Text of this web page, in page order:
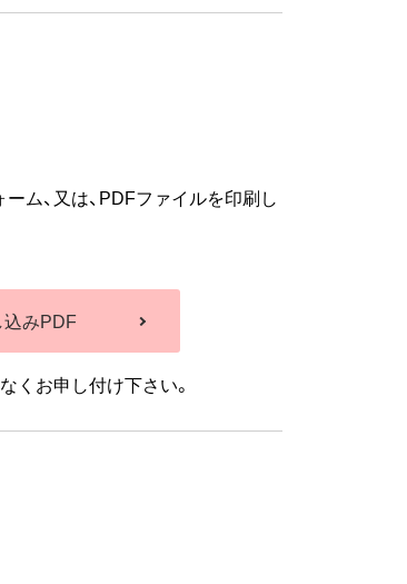
ム、又は、PDFファイルを印刷し
みPDF
くお申し付け下さい。